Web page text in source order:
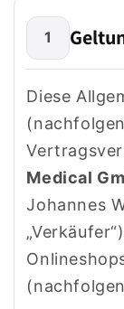
1
Diese
Medical
Johannes